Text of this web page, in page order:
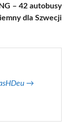
– 42 autobusy
dla Szwecji
→